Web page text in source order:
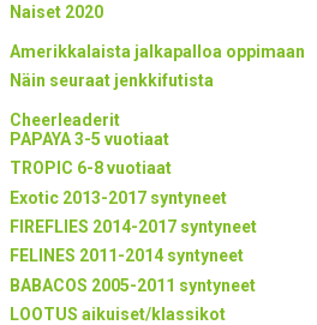
Naiset 2020
Amerikkalaista jalkapalloa oppimaan
Näin seuraat jenkkifutista
Cheerleaderit
PAPAYA 3-5 vuotiaat
TROPIC 6-8 vuotiaat
Exotic 2013-2017 syntyneet
FIREFLIES 2014-2017 syntyneet
FELINES 2011-2014 syntyneet
BABACOS 2005-2011 syntyneet
LOOTUS aikuiset/klassikot